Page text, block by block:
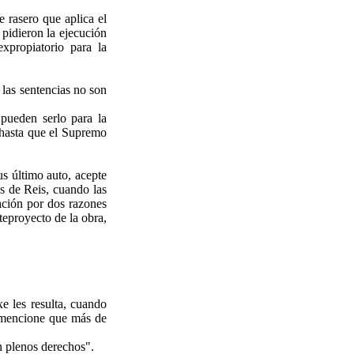
rasero que aplica el
la ejecución
para la
sentencias no son
serlo para la
que el Supremo
último auto, acepte
de Reis, cuando las
por dos razones
de la obra,
les resulta, cuando
que más de
plenos derechos".